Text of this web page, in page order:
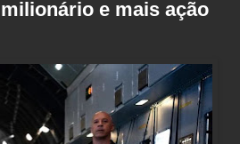
e mais ação